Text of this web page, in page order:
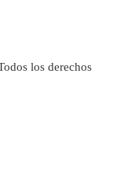
los derechos